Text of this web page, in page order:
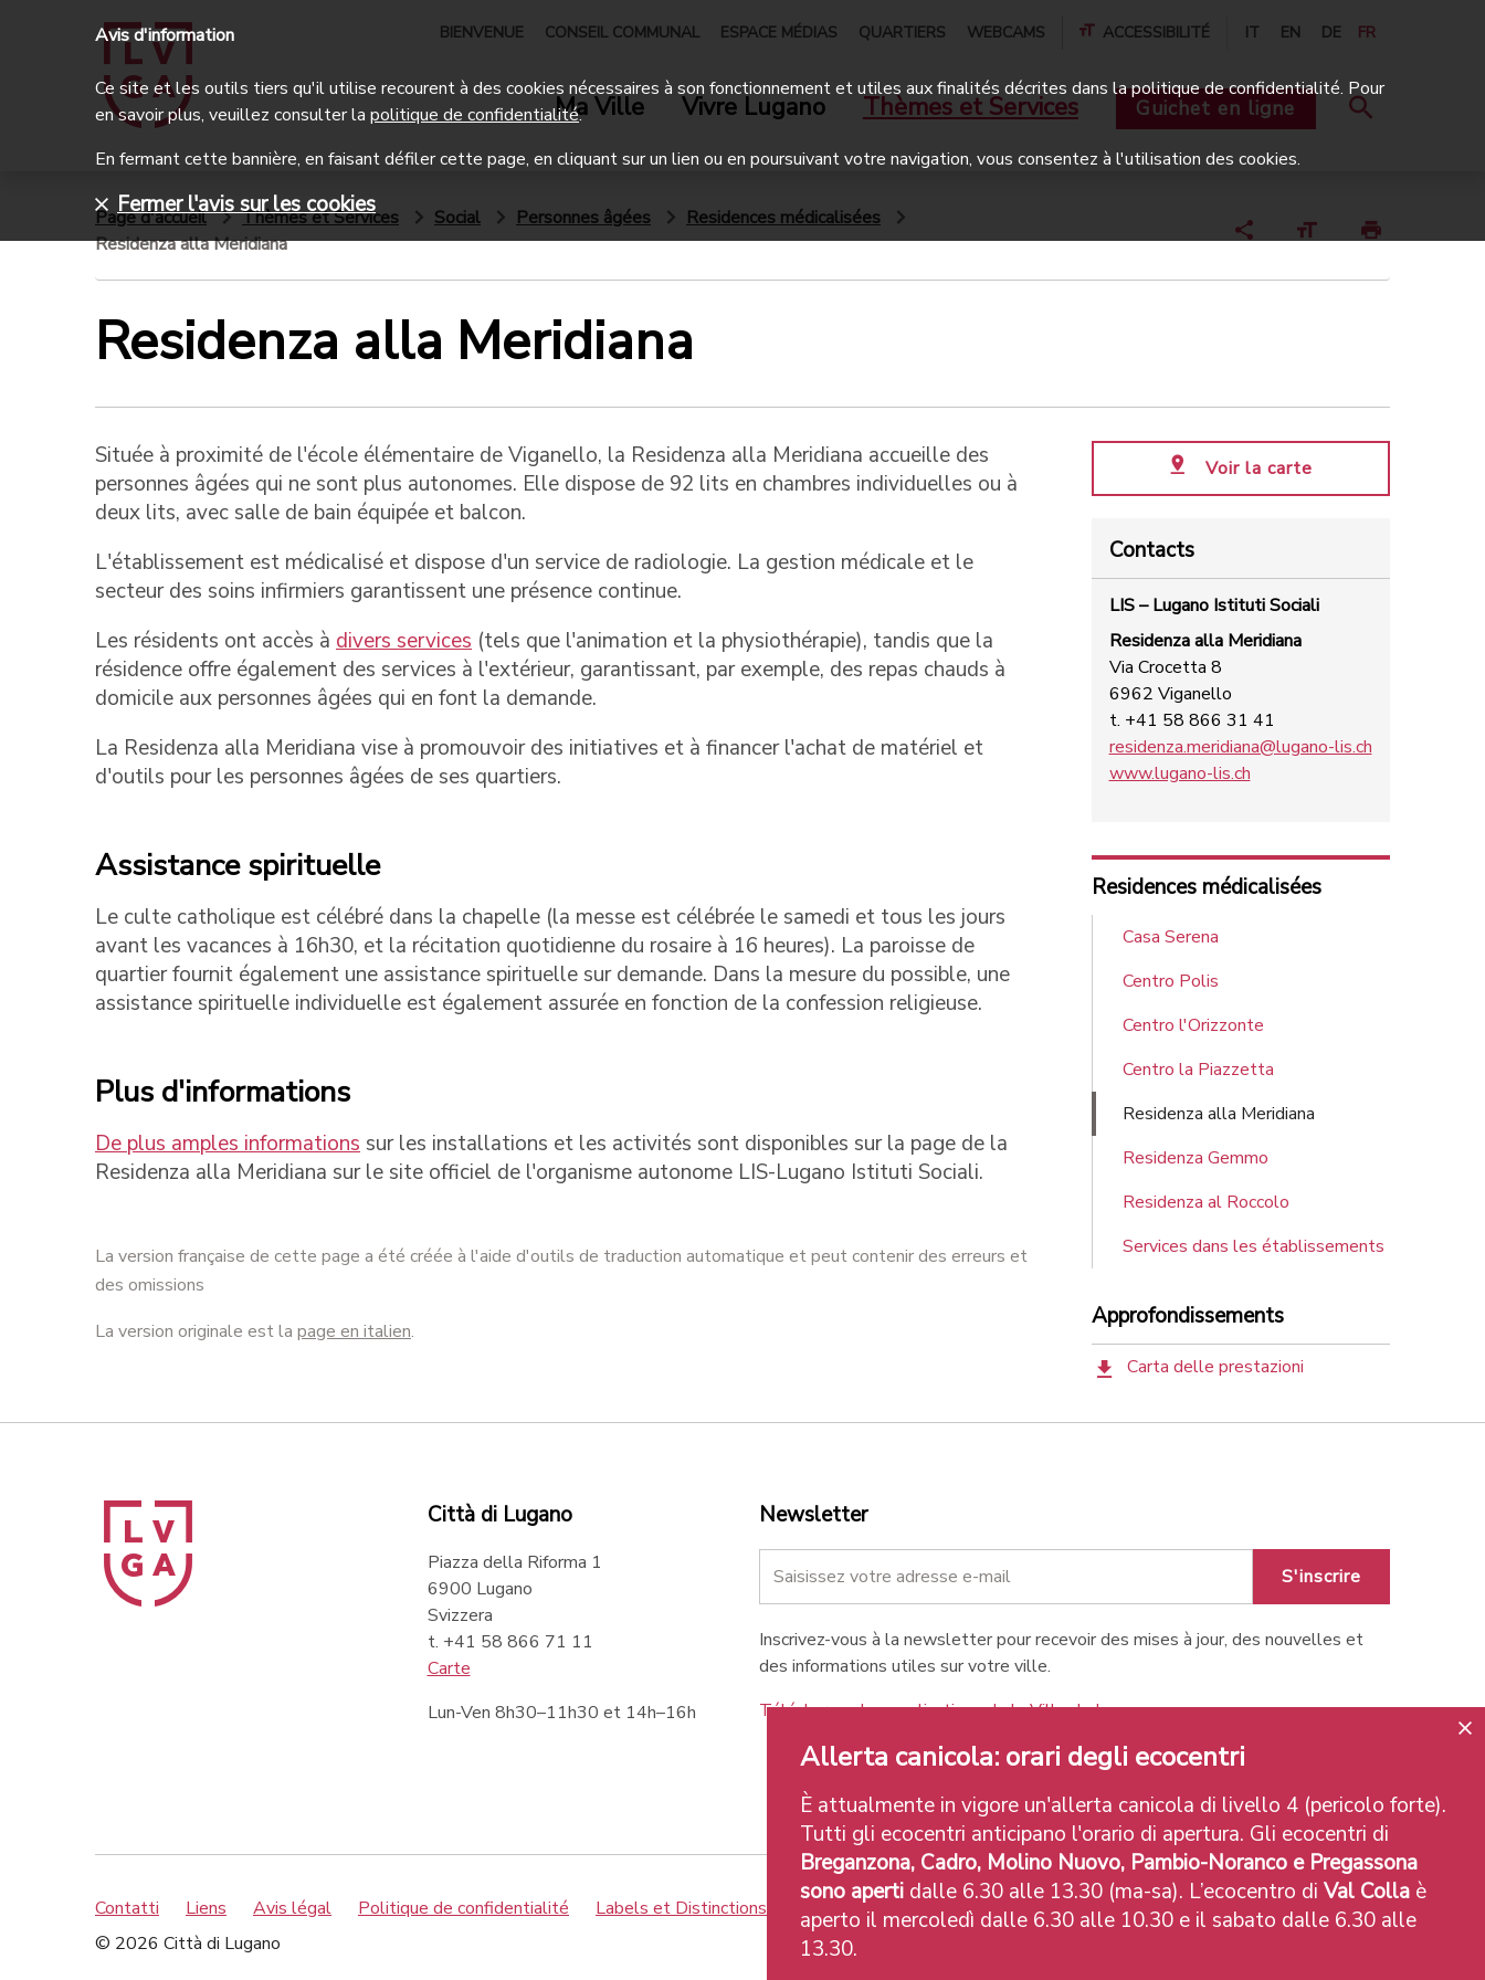
BIENVENUE CONSEIL COMMUNAL ESPACE MÉDIAS QUARTIERS WEBCAMS ACCESSIBILITÉ IT EN DE FR
Ma Ville Vivre Lugano Thèmes et Services Guichet en ligne
Page d'accueil Thèmes et Services Social Personnes âgées
Residences médicalisées
Residenza alla Meridiana
Residenza alla Meridiana
Située à proximité de l'école élémentaire de Viganello, la Residenza alla Meridiana accueille des
personnes âgées qui ne sont plus autonomes. Elle dispose de 92 lits en chambres individuelles ou à
deux lits, avec salle de bain équipée et balcon.
L'établissement est médicalisé et dispose d'un service de radiologie. La gestion médicale et le
secteur des soins infirmiers garantissent une présence continue.
Les résidents ont accès à divers services (tels que l'animation et la physiothérapie), tandis que la
résidence offre également des services à l'extérieur, garantissant, par exemple, des repas chauds à
domicile aux personnes âgées qui en font la demande.
La Residenza alla Meridiana vise à promouvoir des initiatives et à financer l'achat de matériel et
d'outils pour les personnes âgées de ses quartiers.
Assistance spirituelle
Le culte catholique est célébré dans la chapelle (la messe est célébrée le samedi et tous les jours
avant les vacances à 16h30, et la récitation quotidienne du rosaire à 16 heures). La paroisse de
quartier fournit également une assistance spirituelle sur demande. Dans la mesure du possible, une
assistance spirituelle individuelle est également assurée en fonction de la confession religieuse.
Plus d'informations
De plus amples informations sur les installations et les activités sont disponibles sur la page de la
Residenza alla Meridiana sur le site officiel de l'organisme autonome LIS-Lugano Istituti Sociali.
La version française de cette page a été créée à l'aide d'outils de traduction automatique et peut contenir des erreurs et
des omissions
La version originale est la page en italien.
Voir la carte
Contacts
LIS – Lugano Istituti Sociali
Residenza alla Meridiana
Via Crocetta 8
6962 Viganello
t. +41 58 866 31 41
residenza.meridiana@lugano-lis.ch
www.lugano-lis.ch
Residences médicalisées
Casa Serena
Centro Polis
Centro l'Orizzonte
Centro la Piazzetta
Residenza alla Meridiana
Residenza Gemmo
Residenza al Roccolo
Services dans les établissements
Approfondissements
Carta delle prestazioni
Città di Lugano
Piazza della Riforma 1
6900 Lugano
Svizzera
t. +41 58 866 71 11
Carte
Lun-Ven 8h30–11h30 et 14h–16h
Newsletter
S'inscrire
Inscrivez-vous à la newsletter pour recevoir des mises à jour, des nouvelles et
des informations utiles sur votre ville.
Téléchargez les applications de la Ville de Lugano
Contatti Liens Avis légal Politique de confidentialité Labels et Distinctions
Credits
© 2026 Città di Lugano
Allerta canicola: orari degli ecocentri
È attualmente in vigore un'allerta canicola di livello 4 (pericolo forte).
Tutti gli ecocentri anticipano l'orario di apertura. Gli ecocentri di
Breganzona, Cadro, Molino Nuovo, Pambio-Noranco e Pregassona
sono aperti dalle 6.30 alle 13.30 (ma-sa). L’ecocentro di Val Colla è
aperto il mercoledì dalle 6.30 alle 10.30 e il sabato dalle 6.30 alle
13.30.
Avis d'information
Ce site et les outils tiers qu'il utilise recourent à des cookies nécessaires à son fonctionnement et utiles aux finalités décrites dans la politique de confidentialité. Pour
en savoir plus, veuillez consulter la politique de confidentialité.
En fermant cette bannière, en faisant défiler cette page, en cliquant sur un lien ou en poursuivant votre navigation, vous consentez à l'utilisation des cookies.
Fermer l'avis sur les cookies